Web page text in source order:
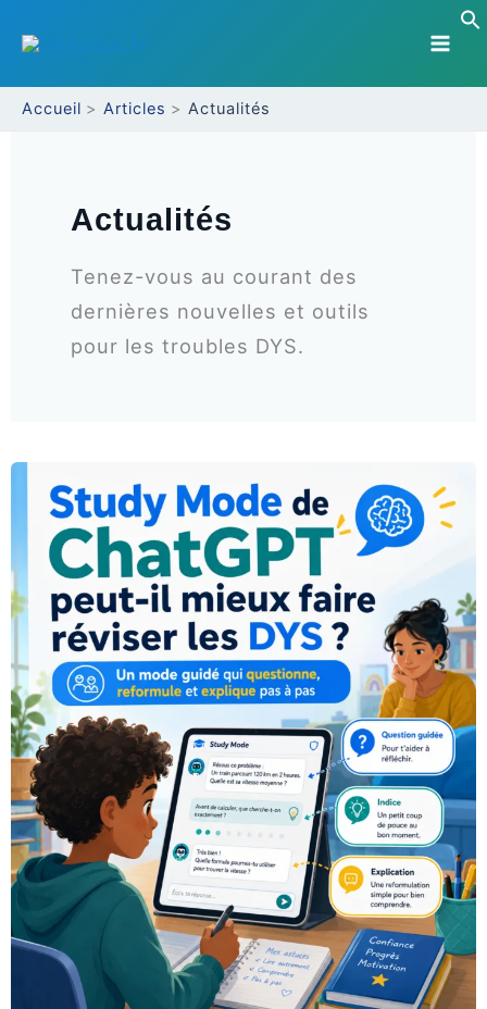
au
contenu
Accueil Articles Actualités
Actualités
Tenez-vous au courant des
dernières nouvelles et outils
pour les troubles DYS.